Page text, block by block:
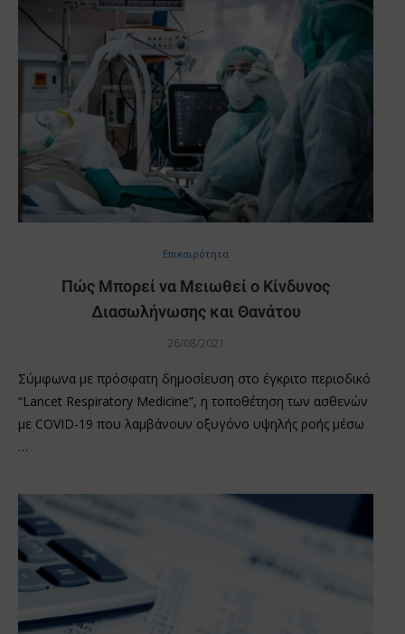
Επικαιρότητα
Πώς Μπορεί να Μειωθεί ο Κίνδυνος
Διασωλήνωσης και Θανάτου
26/08/2021
Σύμφωνα με πρόσφατη δημοσίευση στο έγκριτο περιοδικό
“Lancet Respiratory Medicine”, η τοποθέτηση των ασθενών
με COVID-19 που λαμβάνουν οξυγόνο υψηλής ροής μέσω
…